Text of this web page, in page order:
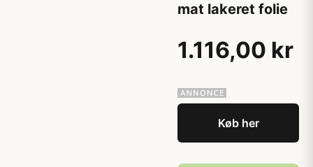
mat lakeret folie
1.116,00 kr
Køb her